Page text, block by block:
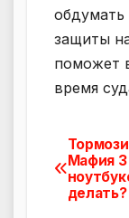
защиты
поможет
время
по
Мафия 3
делать?